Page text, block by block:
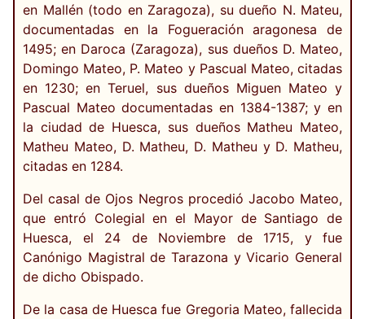
en Mallén (todo en Zaragoza), su dueño N. Mateu,
documentadas en la Fogueración aragonesa de
1495; en Daroca (Zaragoza), sus dueños D. Mateo,
Domingo Mateo, P. Mateo y Pascual Mateo, citadas
en 1230; en Teruel, sus dueños Miguen Mateo y
Pascual Mateo documentadas en 1384-1387; y en
la ciudad de Huesca, sus dueños Matheu Mateo,
Matheu Mateo, D. Matheu, D. Matheu y D. Matheu,
citadas en 1284.
Del casal de Ojos Negros procedió Jacobo Mateo,
que entró Colegial en el Mayor de Santiago de
Huesca, el 24 de Noviembre de 1715, y fue
Canónigo Magistral de Tarazona y Vicario General
de dicho Obispado.
De la casa de Huesca fue Gregoria Mateo, fallecida